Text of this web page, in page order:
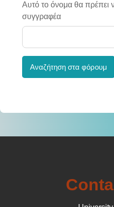
Αυτό το όνομα θα πρέπει
συγγραφέα
Αναζήτηση στα φόρουμ